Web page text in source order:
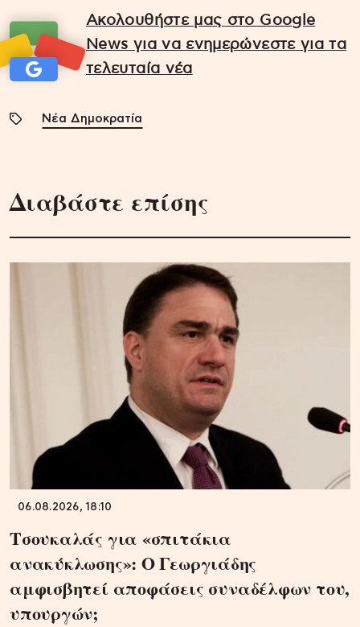
Ακολουθήστε μας στο Google
News για να ενημερώνεστε για τα
τελευταία νέα
Νέα Δημοκρατία
Διαβάστε επίσης
06.08.2026, 18:10
Τσουκαλάς για «σπιτάκια
ανακύκλωσης»: Ο Γεωργιάδης
αμφισβητεί αποφάσεις συναδέλφων του,
υπουργών;